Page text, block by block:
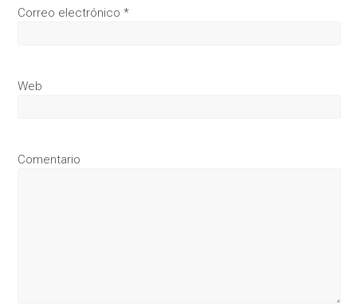
Correo electrónico*
Web
Comentario